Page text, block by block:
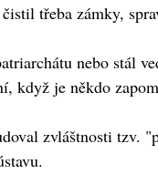
třeba zámky,
nebo stál
když je někdo
zvláštnosti tzv.